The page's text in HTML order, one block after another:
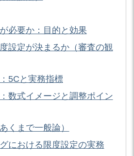
必要か：目的と効果
設定が決まるか（審査の観
5Cと実務指標
数式イメージと調整ポイン
くまで一般論）
における限度設定の実務